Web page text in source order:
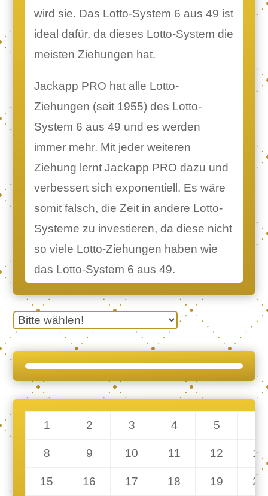
wird sie. Das Lotto-System 6 aus 49 ist
ideal dafür, da dieses Lotto-System die
meisten Ziehungen hat.
Jackapp PRO hat alle Lotto-
Ziehungen (seit 1955) des Lotto-
System 6 aus 49 und es werden
immer mehr. Mit jeder weiteren
Ziehung lernt Jackapp PRO dazu und
verbessert sich exponentiell. Es wäre
somit falsch, die Zeit in andere Lotto-
Systeme zu investieren, da diese nicht
so viele Lotto-Ziehungen haben wie
das Lotto-System 6 aus 49.
1 2 3 4 5
8 9 10 11 12 13
15 16 17 18 19 20